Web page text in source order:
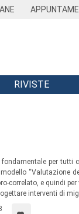
RIVISTE
fondamentale per tutti
“Valutazione
correlato, e quindi
interventi di